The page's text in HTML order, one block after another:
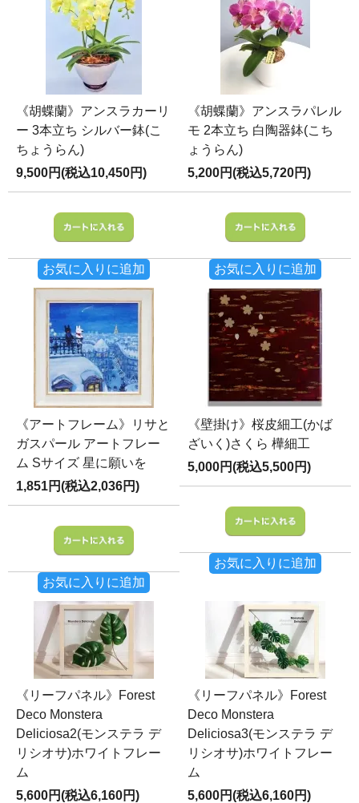
《胡蝶蘭》アンスラカーリ
ー 3本立ち シルバー鉢(こ
ちょうらん)
9,500円(税込10,450円)
お気に入りに追加
《胡蝶蘭》アンスラパレル
モ 2本立ち 白陶器鉢(こち
ょうらん)
5,200円(税込5,720円)
お気に入りに追加
《アートフレーム》リサと
ガスパール アートフレー
ム Sサイズ 星に願いを
1,851円(税込2,036円)
お気に入りに追加
《壁掛け》桜皮細工(かば
ざいく)さくら 樺細工
5,000円(税込5,500円)
お気に入りに追加
《リーフパネル》Forest
Deco Monstera
Deliciosa2(モンステラ デ
リシオサ)ホワイトフレー
ム
5,600円(税込6,160円)
《リーフパネル》Forest
Deco Monstera
Deliciosa3(モンステラ デ
リシオサ)ホワイトフレー
ム
5,600円(税込6,160円)